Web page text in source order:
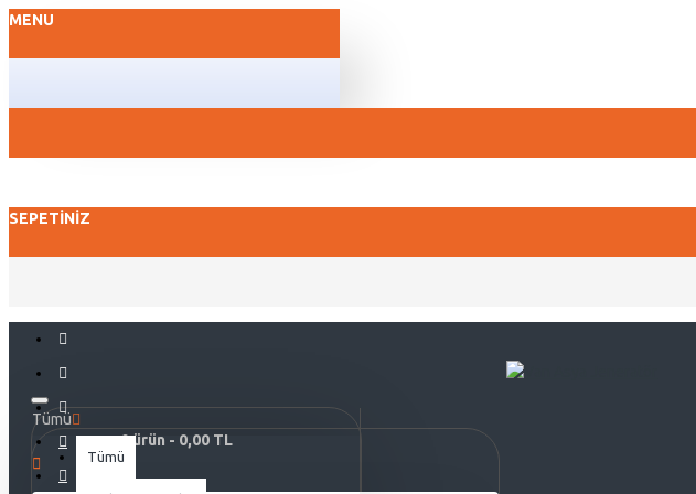
MENU
SEPETINIZ
Tümü
Tümü
0 ürün - 0,00 TL